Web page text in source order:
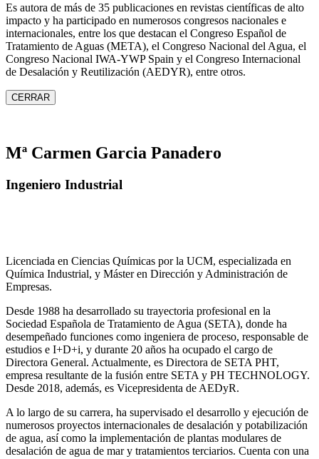
Es autora de más de 35 publicaciones en revistas científicas de alto
impacto y ha participado en numerosos congresos nacionales e
internacionales, entre los que destacan el Congreso Español de
Tratamiento de Aguas (META), el Congreso Nacional del Agua, el
Congreso Nacional IWA‑YWP Spain y el Congreso Internacional
de Desalación y Reutilización (AEDYR), entre otros.
CERRAR
Mª Carmen Garcia Panadero
Ingeniero Industrial
Licenciada en Ciencias Químicas por la UCM, especializada en
Química Industrial, y Máster en Dirección y Administración de
Empresas.
Desde 1988 ha desarrollado su trayectoria profesional en la
Sociedad Española de Tratamiento de Agua (SETA), donde ha
desempeñado funciones como ingeniera de proceso, responsable de
estudios e I+D+i, y durante 20 años ha ocupado el cargo de
Directora General. Actualmente, es Directora de SETA PHT,
empresa resultante de la fusión entre SETA y PH TECHNOLOGY.
Desde 2018, además, es Vicepresidenta de AEDyR.
A lo largo de su carrera, ha supervisado el desarrollo y ejecución de
numerosos proyectos internacionales de desalación y potabilización
de agua, así como la implementación de plantas modulares de
desalación de agua de mar y tratamientos terciarios. Cuenta con una